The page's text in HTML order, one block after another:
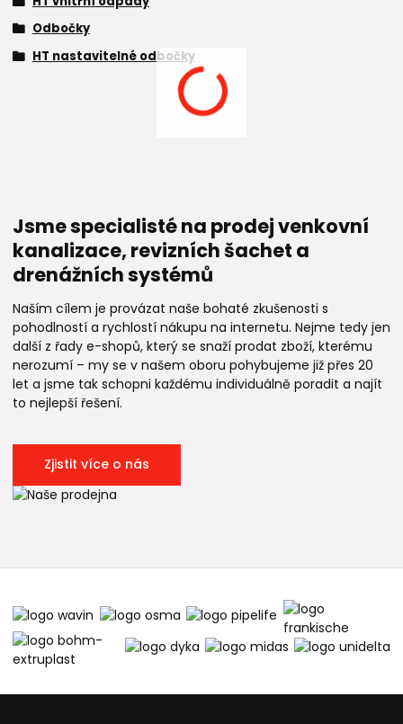
Odbočky
HT nastavitelné odbočky
Jsme specialisté na prodej venkovní
kanalizace, revizních šachet a
drenážních systémů
Naším cílem je provázat naše bohaté zkušenosti s
pohodlností a rychlostí nákupu na internetu. Nejme tedy jen
další z řady e-shopů, který se snaží prodat zboží, kterému
nerozumí – my se v našem oboru pohybujeme již přes 20
let a jsme tak schopni každému individuálně poradit a najít
to nejlepší řešení.
Zjistit více o nás